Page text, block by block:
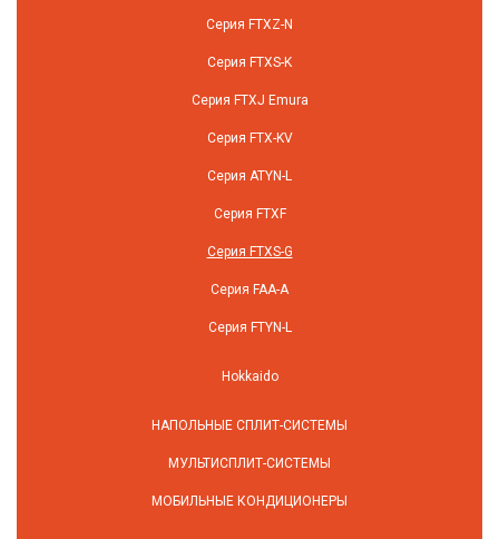
Серия FTXZ-N
Серия FTXS-K
Серия FTXJ Emura
Серия FTX-KV
Серия ATYN-L
Серия FTXF
Серия FTXS-G
Серия FAA-A
Серия FTYN-L
Hokkaido
НАПОЛЬНЫЕ СПЛИТ-СИСТЕМЫ
МУЛЬТИСПЛИТ-СИСТЕМЫ
МОБИЛЬНЫЕ КОНДИЦИОНЕРЫ